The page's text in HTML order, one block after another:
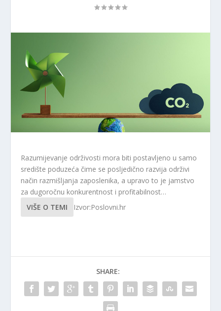
Razumijevanje održivosti mora biti postavljeno u samo
središte poduzeća čime se posljedično razvija održivi
način razmišljanja zaposlenika, a upravo to je jamstvo
za dugoročnu konkurentnost i profitabilnost…
VIŠE O TEMI
Izvor:Poslovni.hr
SHARE: